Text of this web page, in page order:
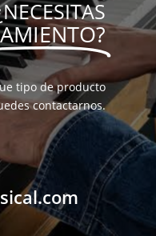
tipo de producto
contactarnos.